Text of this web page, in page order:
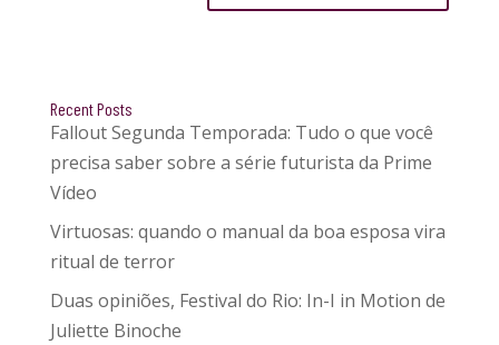
Recent Posts
Fallout Segunda Temporada: Tudo o que você
precisa saber sobre a série futurista da Prime
Vídeo
Virtuosas: quando o manual da boa esposa vira
ritual de terror
Duas opiniões, Festival do Rio: In-I in Motion de
Juliette Binoche